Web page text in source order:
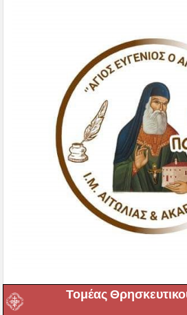
Τομέας